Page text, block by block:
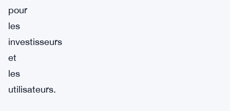
pour
les
investisseurs
et
les
utilisateurs.